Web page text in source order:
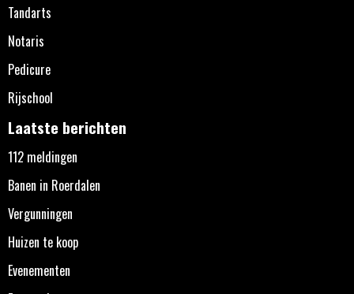
Tandarts
Notaris
Pedicure
Rijschool
Laatste berichten
112 meldingen
Banen in Roerdalen
Vergunningen
Huizen te koop
Evenementen